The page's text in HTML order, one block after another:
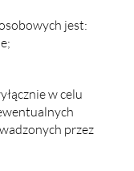
jest:
w celu
przez